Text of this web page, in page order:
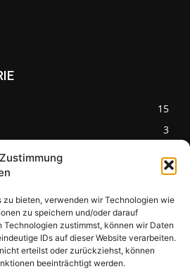
zu bieten, verwenden wir Technologien wie
zu speichern und/oder darauf
Technologien zustimmst, können wir Daten
IDs auf dieser Website verarbeiten.
erteilst oder zurückziehst, können
beeinträchtigt werden.
15
3
Pilzseite
Seltene Pilze aus
Mainfranken und
Deutschland